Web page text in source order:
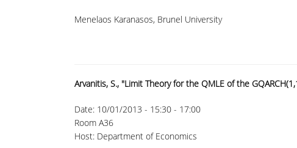
Menelaos Karanasos, Brunel University
Arvanitis, S., "Limit Theory for the QMLE of the
Date: 10/01/2013 - 15:30 - 17:00
Room A36
Host: Department of Economics